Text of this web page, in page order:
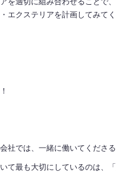
エクステリアを計画してみてく
社では、一緒に働いてくださ
て最も大切にしているのは、「